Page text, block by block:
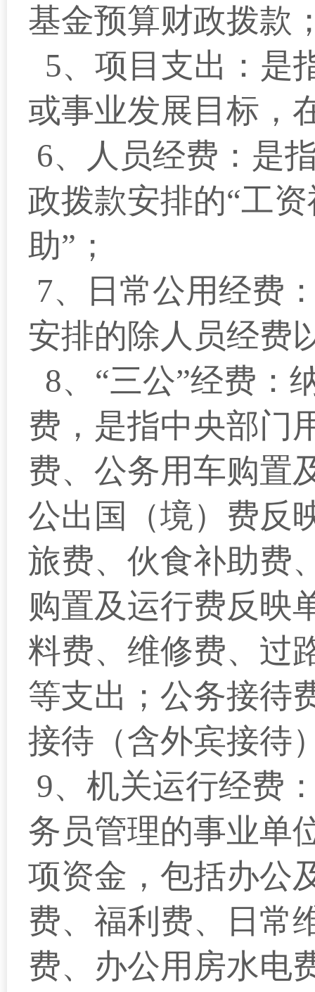
基金预算财政拨款
5、项目支出：是
或事业发展目标，
6、人员经费：是
政拨款安排的“工
助”；
7、日常公用经费
安排的除人员经费
8、“三公”经费：
费，是指中央部门
费、公务用车购置
公出国（境）费反
旅费、伙食补助费
购置及运行费反映
料费、维修费、过
等支出；公务接待
接待（含外宾接待
9、机关运行经费
务员管理的事业单
项资金，包括办公
费、福利费、日常
费、办公用房水电